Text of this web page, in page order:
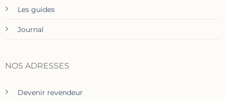
Les guides
Journal
NOS ADRESSES
Devenir revendeur